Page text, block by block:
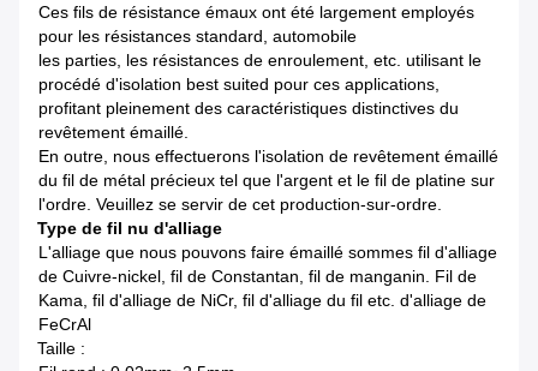
Ces fils de résistance émaux ont été largement employés
pour les résistances standard, automobile
les parties, les résistances de enroulement, etc. utilisant le
procédé d'isolation best suited pour ces applications,
profitant pleinement des caractéristiques distinctives du
revêtement émaillé.
En outre, nous effectuerons l'isolation de revêtement émaillé
du fil de métal précieux tel que l'argent et le fil de platine sur
l'ordre. Veuillez se servir de cet production-sur-ordre.
Type de fil nu d'alliage
L'alliage que nous pouvons faire émaillé sommes fil d'alliage
de Cuivre-nickel, fil de Constantan, fil de manganin. Fil de
Kama, fil d'alliage de NiCr, fil d'alliage du fil etc. d'alliage de
FeCrAl
Taille :